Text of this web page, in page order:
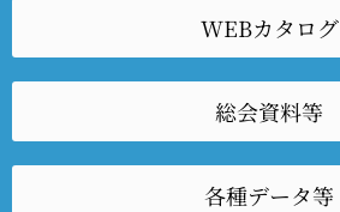
WEBカタログ
総会資料等
各種データ等